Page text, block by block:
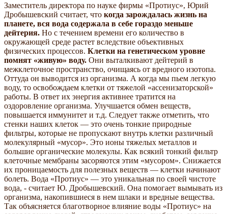
Заместитель директора по науке фирмы «Протиус», Юрий
Дробышевский считает, что когда зарождалась жизнь на
планете, вся вода содержала в себе гораздо меньше
дейтерия. Но с течением времени его количество в
окружающей среде растет вследствие объективных
физических процессов. Клетки на генетическом уровне
помнят «живую» воду. Они выталкивают дейтерий в
межклеточное пространство, очищаясь от вредного изотопа.
Оттуда он выводится из организма. А когда мы пьем легкую
воду, то освобождаем клетки от тяжелой «ассенизаторской»
работы. В ответ их энергия активнее тратится на
оздоровление организма. Улучшается обмен веществ,
повышается иммунитет и т.д. Следует также отметить, что
стенки наших клеток — это очень тонкие природные
фильтры, которые не пропускают внутрь клетки различный
молекулярный «мусор». Это ионы тяжелых металлов и
большие органические молекулы. Как всякий тонкий фильтр
клеточные мембраны засоряются этим «мусором». Снижается
их проницаемость для полезных веществ — клетки начинают
болеть. Вода «Протиус» — это уникальная по своей чистоте
вода, - считает Ю. Дробышевский. Она помогает вымывать из
организма, накопившиеся в нем шлаки и вредные вещества.
Так объясняется благотворное влияние воды «Протиус» на